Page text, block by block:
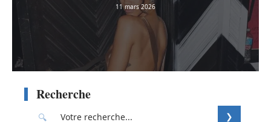
11 mars 2026
Recherche